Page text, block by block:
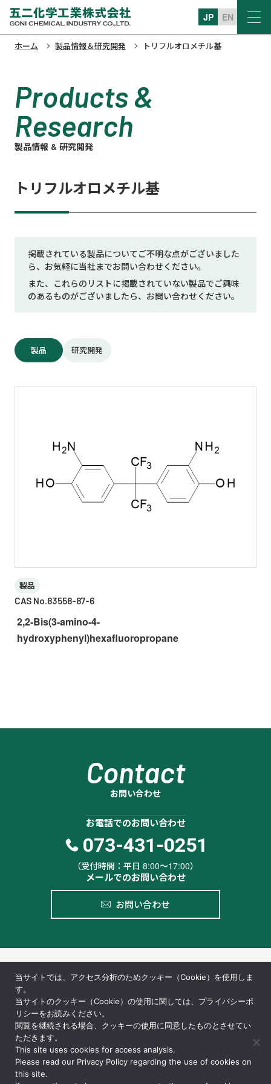
JP EN
ホーム 製品情報＆研究開発 トリフルオロメチル基
Products &
Research
製品情報 & 研究開発
トリフルオロメチル基
掲載されている製品についてご不明な点がございました
ら、お気軽に当社までお問い合わせください。
また、これらのリストに掲載されていない製品でご興味
のあるものがございましたら、お問い合わせください。
製品 研究開発
製品
CAS No.83558-87-6
2,2-Bis(3-amino-4-
hydroxyphenyl)hexafluoropropane
Contact
お問い合わせ
お電話でのお問い合わせ
073-431-0251
（受付時間：平日 8:00〜17:00）
メールでのお問い合わせ
お問い合わせ
〒640-8392
和歌山県和歌山市中之島紀ノ川町933番地
TEL.073-431-0251
FAX. 073-422-5258
当サイトでは、アクセス分析のためクッキー（Cookie）を使用しま
す。
当サイトのクッキー（Cookie）の使用に関しては、プライバシーポ
リシーをお読みください。
閲覧を継続される場合、クッキーの使用に同意したものとさせてい
ただきます。
This site uses cookies for access analysis.
Please read our Privacy Policy regarding the use of cookies on
this site.